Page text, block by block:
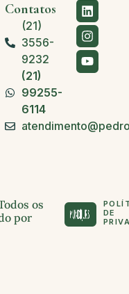
Contatos
(21)
3556-
9232
(21)
99255-
6114
os
por
DE